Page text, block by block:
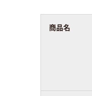
商品名